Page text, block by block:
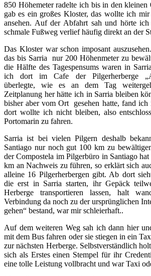
850 Höhemeter radelte ich bis in den kleinen
gab es ein großes Kloster, das wollte ich
ansehen. Auf der Abfahrt sah und hörte
schmale Fußweg verlief häufig direkt an der
Das Kloster war schon imposant
das bis Sarria nur 200 Höhenmeter zu
die Hälfte des Tagespensums waren in
ich dort im Cafe der Pilgerherberge
überlegte, wie es an dem Tag
Zeitplanung her hätte ich in Sarria bleiben
bisher aber vom Ort gesehen hatte, fand
dort wollte ich nicht bleiben, also
Portomarin zu fahren.
Sarria ist bei vielen Pilgern deshalb
Santiago nur noch gut 100 km zu
der Compostela im Pilgerbüro in Santiago
km an Nachweis zu führen, so erklärt sich
alleine 16 Pilgerherbergen gibt. Ab dort
die erst in Sarria starten, ihr Gepäck
Herberge transportieren lassen, halt
Verbindung da noch zu der ursprünglichen
gehen“ bestand, war mir schleierhaft..
Auf dem weiteren Weg sah ich dann hier
mit dem Bus fahren oder sie stiegen in ein
zur nächsten Herberge. Selbstverständlich
sich als Erstes einen Stempel für ihr
eine tolle Leistung vollbracht und war Taxi